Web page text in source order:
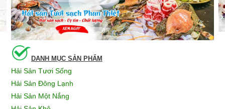
DANH MỤC SẢN PHẨM
Hải Sản Tươi Sống
Hải Sản Đông Lạnh
Hải Sản Một Nắng